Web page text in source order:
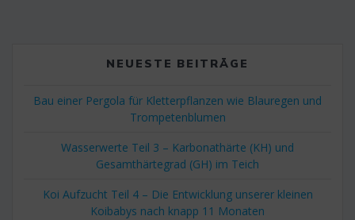
NEUESTE BEITRÄGE
Bau einer Pergola für Kletterpflanzen wie Blauregen und
Trompetenblumen
Wasserwerte Teil 3 – Karbonathärte (KH) und
Gesamthärtegrad (GH) im Teich
Koi Aufzucht Teil 4 – Die Entwicklung unserer kleinen
Koibabys nach knapp 11 Monaten